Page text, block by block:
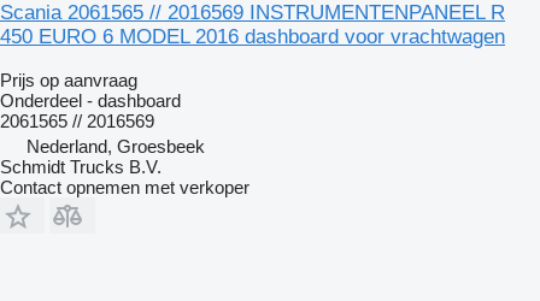
Scania 2061565 // 2016569 INSTRUMENTENPANEEL R
450 EURO 6 MODEL 2016 dashboard voor vrachtwagen
Prijs op aanvraag
Onderdeel - dashboard
2061565 // 2016569
Nederland, Groesbeek
Schmidt Trucks B.V.
Contact opnemen met verkoper